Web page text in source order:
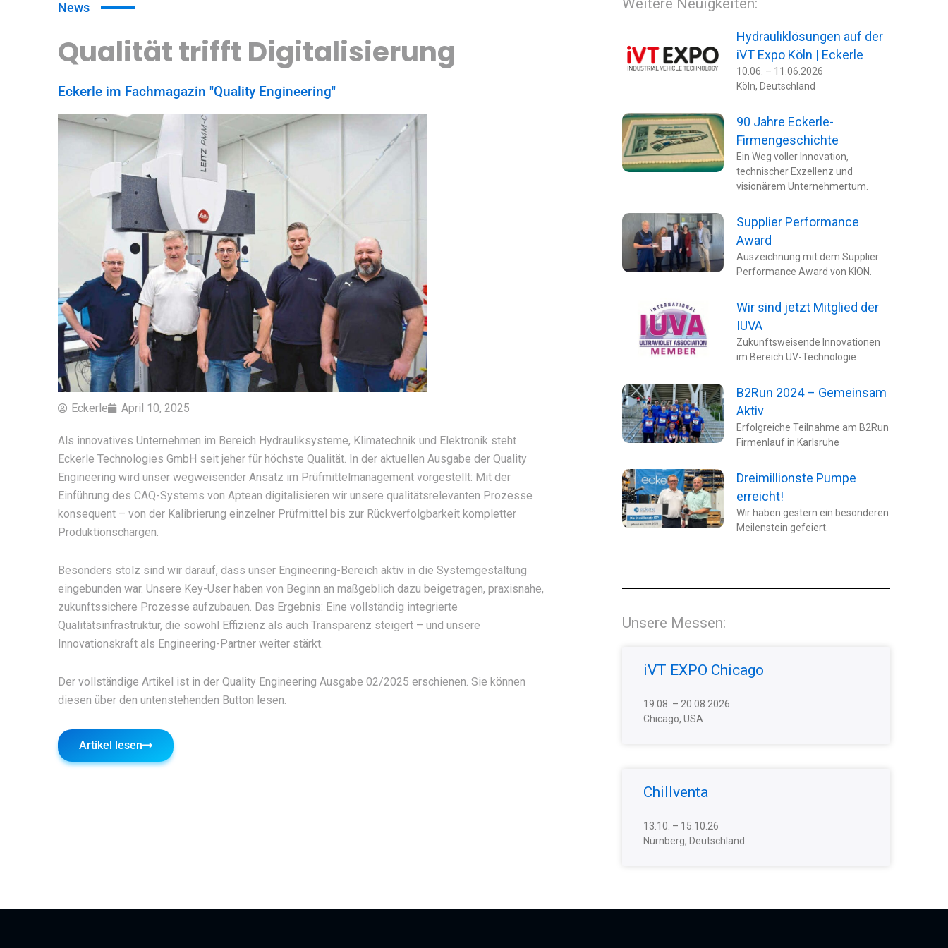
News
Qualität trifft Digitalisierung
Eckerle im Fachmagazin "Quality Engineering"
Eckerle April 10, 2025
Als innovatives Unternehmen im Bereich Hydrauliksysteme, Klimatechnik und Elektronik steht
Eckerle Technologies GmbH seit jeher für höchste Qualität. In der aktuellen Ausgabe der Quality
Engineering wird unser wegweisender Ansatz im Prüfmittelmanagement vorgestellt: Mit der
Einführung des CAQ-Systems von Aptean digitalisieren wir unsere qualitätsrelevanten Prozesse
konsequent – von der Kalibrierung einzelner Prüfmittel bis zur Rückverfolgbarkeit kompletter
Produktionschargen.
Besonders stolz sind wir darauf, dass unser Engineering-Bereich aktiv in die Systemgestaltung
eingebunden war. Unsere Key-User haben von Beginn an maßgeblich dazu beigetragen, praxisnahe,
zukunftssichere Prozesse aufzubauen. Das Ergebnis: Eine vollständig integrierte
Qualitätsinfrastruktur, die sowohl Effizienz als auch Transparenz steigert – und unsere
Innovationskraft als Engineering-Partner weiter stärkt.
Der vollständige Artikel ist in der Quality Engineering Ausgabe 02/2025 erschienen. Sie können
diesen über den untenstehenden Button lesen.
Artikel lesen
Weitere Neuigkeiten:
Hydrauliklösungen auf der
iVT Expo Köln | Eckerle
10.06. – 11.06.2026
Köln, Deutschland
90 Jahre Eckerle-
Firmengeschichte
Ein Weg voller Innovation,
technischer Exzellenz und
visionärem Unternehmertum.
Supplier Performance
Award
Auszeichnung mit dem Supplier
Performance Award von KION​.
Wir sind jetzt Mitglied der
IUVA
Zukunftsweisende Innovationen
im Bereich UV-Technologie
B2Run 2024 – Gemeinsam
Aktiv
Erfolgreiche Teilnahme am B2Run
Firmenlauf in Karlsruhe
Dreimillionste Pumpe
erreicht!​
Wir haben gestern ein besonderen
Meilenstein gefeiert.
Unsere Messen:
iVT EXPO Chicago
19.08. – 20.08.2026
Chicago, USA
Chillventa
13.10. – 15.10.26
Nürnberg, Deutschland